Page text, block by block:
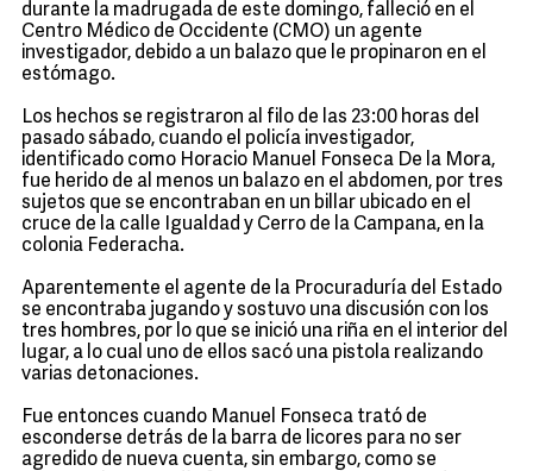
durante la madrugada de este domingo, falleció en el
Centro Médico de Occidente (CMO) un agente
investigador, debido a un balazo que le propinaron en el
estómago.
Los hechos se registraron al filo de las 23:00 horas del
pasado sábado, cuando el policía investigador,
identificado como Horacio Manuel Fonseca De la Mora,
fue herido de al menos un balazo en el abdomen, por tres
sujetos que se encontraban en un billar ubicado en el
cruce de la calle Igualdad y Cerro de la Campana, en la
colonia Federacha.
Aparentemente el agente de la Procuraduría del Estado
se encontraba jugando y sostuvo una discusión con los
tres hombres, por lo que se inició una riña en el interior del
lugar, a lo cual uno de ellos sacó una pistola realizando
varias detonaciones.
Fue entonces cuando Manuel Fonseca trató de
esconderse detrás de la barra de licores para no ser
agredido de nueva cuenta, sin embargo, como se